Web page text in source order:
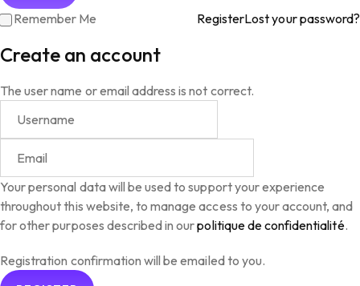
Remember Me RegisterLost your password?
Create an account
The user name or email address is not correct.
Your personal data will be used to support your experience
throughout this website, to manage access to your account, and
for other purposes described in ourpolitique de confidentialité.
Registration confirmation will be emailed to you.